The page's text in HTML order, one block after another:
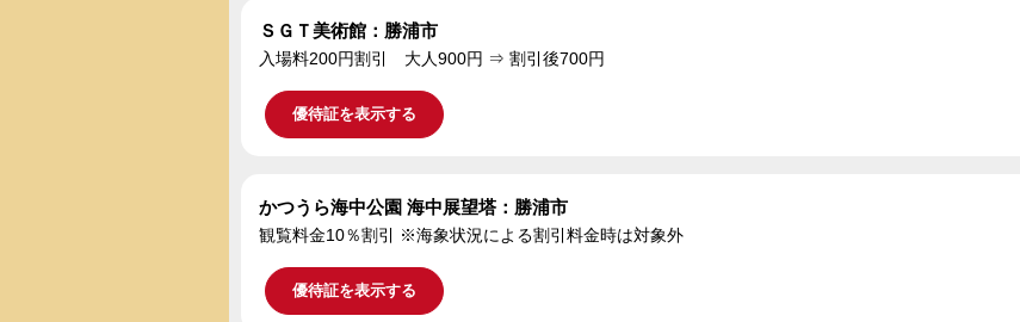
ＳＧＴ美術館：勝浦市
入場料200円割引 大人900円 ⇒ 割引後700円
優待証を表示する
かつうら海中公園 海中展望塔：勝浦市
観覧料金10％割引 ※海象状況による割引料金時は対象外
優待証を表示する